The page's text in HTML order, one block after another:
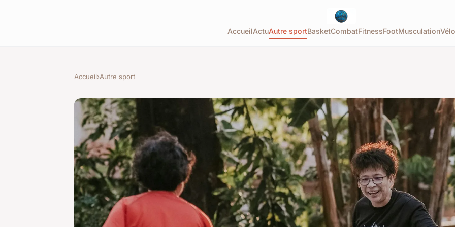
AccueilActuAutre sportBasketCombatFitnessFootMusculationVélo
Accueil›Autre sport